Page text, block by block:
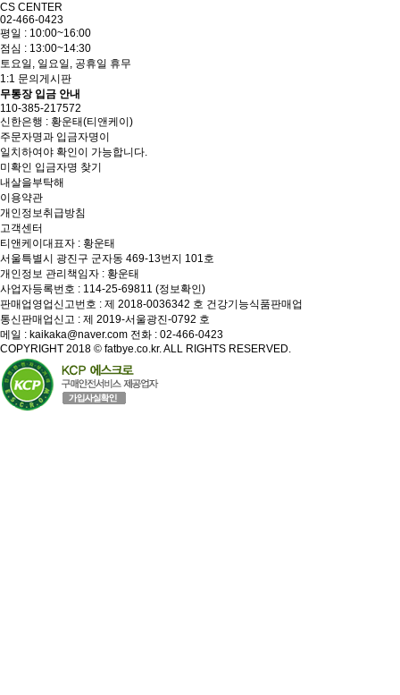
CS CENTER
02-466-0423
평일 : 10:00~16:00
점심 : 13:00~14:30
토요일, 일요일, 공휴일 휴무
1:1 문의게시판
무통장 입금 안내
110-385-217572
신한은행 : 황운태(티앤케이)
주문자명과 입금자명이
일치하여야 확인이 가능합니다.
미확인 입금자명 찾기
내살을부탁해
이용약관
개인정보취급방침
고객센터
티앤케이 대표자 : 황운태
서울특별시 광진구 군자동 469-13번지 101호
개인정보 관리책임자 : 황운태
사업자등록번호 : 114-25-69811 (정보확인)
판매업영업신고번호 : 제 2018-0036342 호 건강기능식품판매업
통신판매업신고 : 제 2019-서울광진-0792 호
메일 : kaikaka@naver.com 전화 : 02-466-0423
COPYRIGHT 2018 © fatbye.co.kr. ALL RIGHTS RESERVED.